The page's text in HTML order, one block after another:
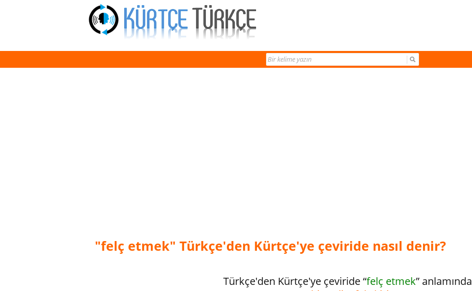
"felç etmek" Türkçe'den Kürtçe'ye çeviride nasıl denir?
Türkçe'den Kürtçe'ye çeviride “felç etmek” anlamında